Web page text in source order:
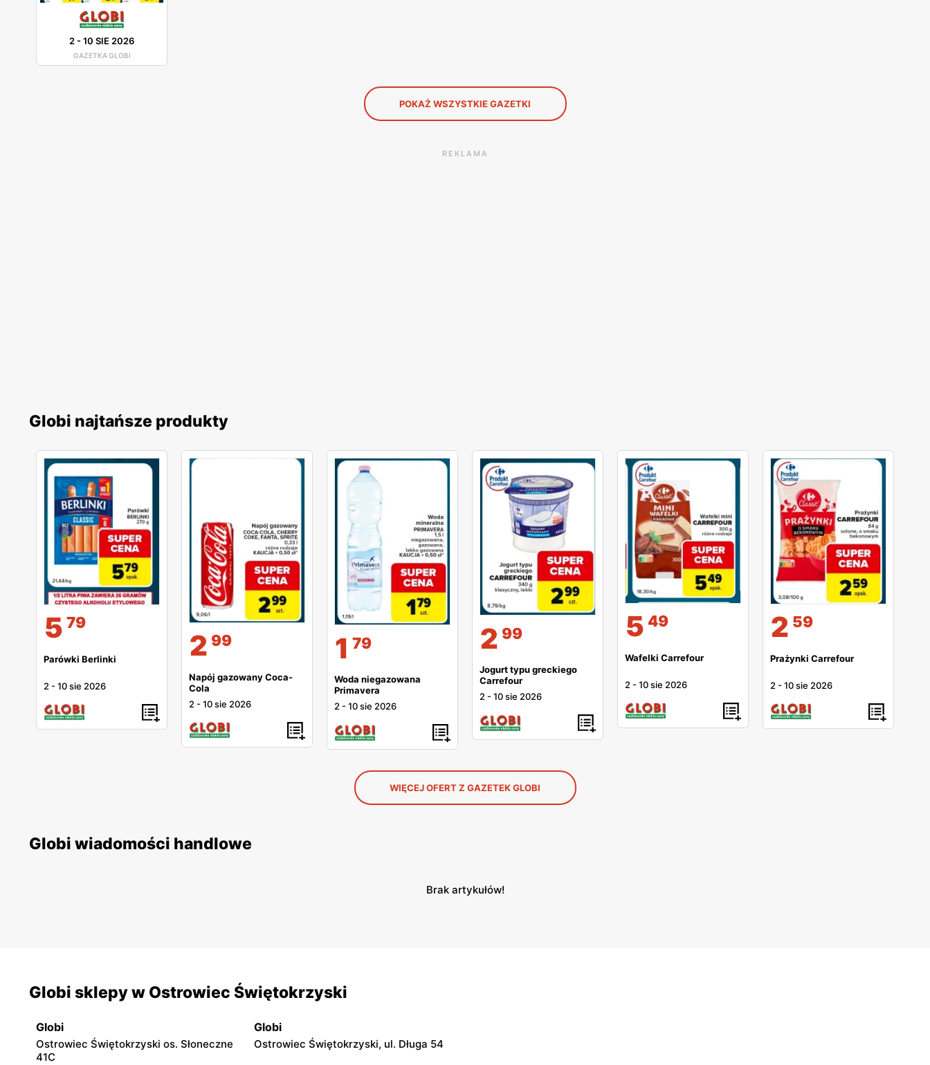
2-10 SIE 2026
GAZETKA GLOBI
POKAŻ WSZYSTKIE GAZETKI
REKLAMA
Globi najtańsze produkty
5 79
Parówki Berlinki
2 -10 sie 2026
2 99
Napój gazowany Coca-
Cola
2 -10 sie 2026
1 79
Woda niegazowana
Primavera
2 -10 sie 2026
2 99
Jogurt typu greckiego
Carrefour
2 -10 sie 2026
5 49
Wafelki Carrefour
2 -10 sie 2026
2 59
Prażynki Carrefour
2 -10 sie 2026
WIĘCEJ OFERT Z GAZETEK GLOBI
Globi wiadomości handlowe
Brak artykułów!
Globi sklepy w Ostrowiec Świętokrzyski
Globi
Ostrowiec Świętokrzyski os. Słoneczne
41C
Globi
Ostrowiec Świętokrzyski, ul. Długa 54